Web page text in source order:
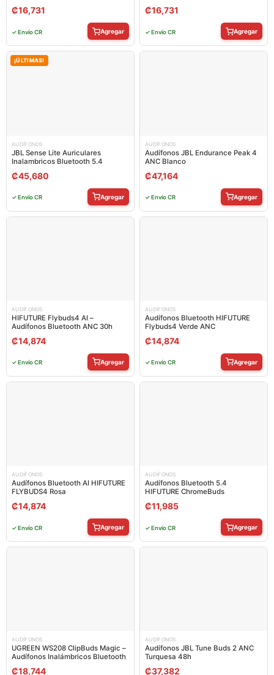
₡16,731
✓ Envío CR Agregar
₡16,731
✓ Envío CR Agregar
¡ÚLTIMAS!
AUDÍFONOS
JBL Sense Lite Auriculares
Inalambricos Bluetooth 5.4
₡45,680
✓ Envío CR Agregar
AUDÍFONOS
Audífonos JBL Endurance Peak 4
ANC Blanco
₡47,164
✓ Envío CR Agregar
AUDÍFONOS
HIFUTURE Flybuds4 AI –
Audífonos Bluetooth ANC 30h
₡14,874
✓ Envío CR Agregar
AUDÍFONOS
Audífonos Bluetooth HIFUTURE
Flybuds4 Verde ANC
₡14,874
✓ Envío CR Agregar
AUDÍFONOS
Audífonos Bluetooth AI HIFUTURE
FLYBUDS4 Rosa
₡14,874
✓ Envío CR Agregar
AUDÍFONOS
Audífonos Bluetooth 5.4
HIFUTURE ChromeBuds
₡11,985
✓ Envío CR Agregar
AUDÍFONOS
UGREEN WS208 ClipBuds Magic –
Audífonos Inalámbricos Bluetooth
₡18,744
AUDÍFONOS
Audífonos JBL Tune Buds 2 ANC
Turquesa 48h
₡37,382